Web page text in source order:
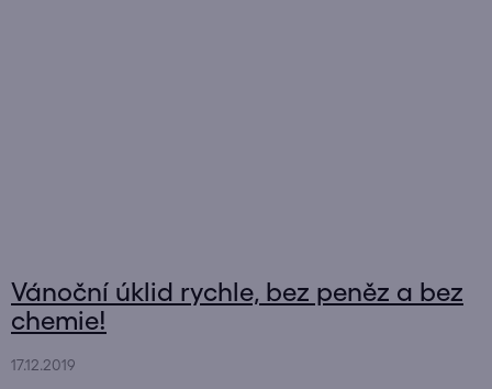
Vánoční úklid rychle, bez peněz a bez
chemie!
17.12.2019